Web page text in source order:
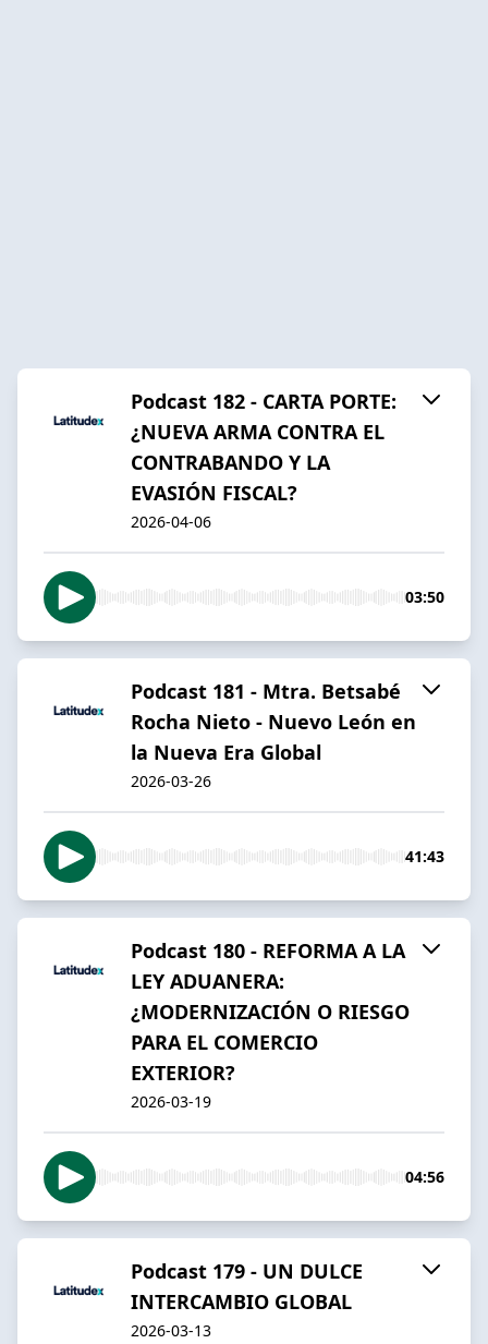
Podcast 182 - CARTA PORTE:
¿NUEVA ARMA CONTRA EL
CONTRABANDO Y LA
EVASIÓN FISCAL?
2026-04-06
03:50
Podcast 181 - Mtra. Betsabé
Rocha Nieto - Nuevo León en
la Nueva Era Global
2026-03-26
41:43
Podcast 180 - REFORMA A LA
LEY ADUANERA:
¿MODERNIZACIÓN O RIESGO
PARA EL COMERCIO
EXTERIOR?
2026-03-19
04:56
Podcast 179 - UN DULCE
INTERCAMBIO GLOBAL
2026-03-13